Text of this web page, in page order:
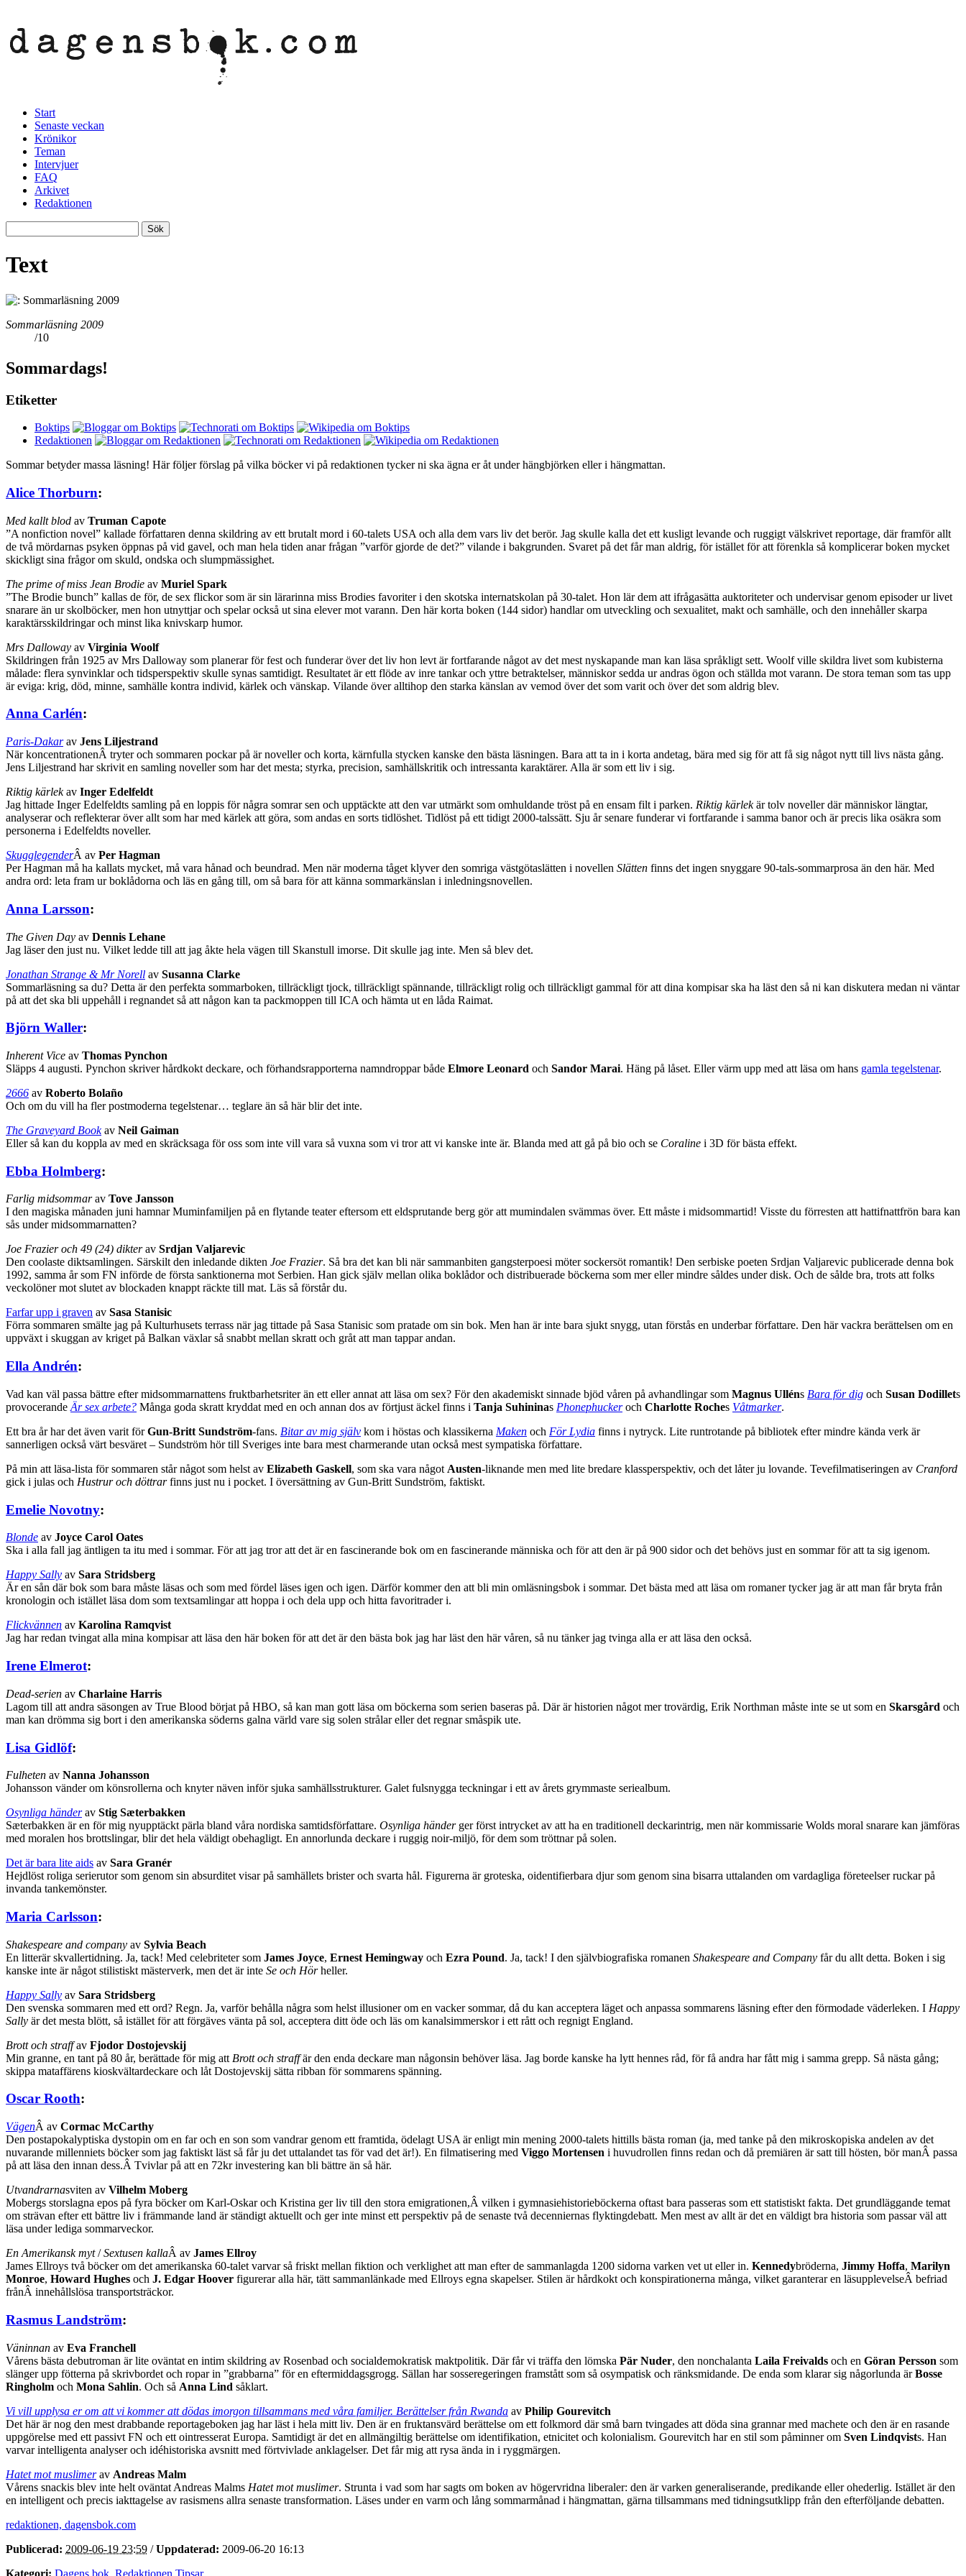
Start
Senaste veckan
Krönikor
Teman
Intervjuer
FAQ
Arkivet
Redaktionen
Text
Sommarläsning 2009
/10
Sommardags!
Etiketter
Boktips
Redaktionen
Sommar betyder massa läsning! Här följer förslag på vilka böcker vi på redaktionen tycker ni ska ägna er åt under hängbjörken eller i hängmattan.
Alice Thorburn:
Med kallt blod av Truman Capote
”A nonfiction novel” kallade författaren denna skildring av ett brutalt mord i 60-talets USA och alla dem vars liv det berör. Jag skulle kalla det ett kusligt levande och ruggigt välskrivet reportage, där framför allt
de två mördarnas psyken öppnas på vid gavel, och man hela tiden anar frågan ”varför gjorde de det?” vilande i bakgrunden. Svaret på det får man aldrig, för istället för att förenkla så komplicerar boken mycket
skickligt sina frågor om skuld, ondska och slumpmässighet.
The prime of miss Jean Brodie av Muriel Spark
”The Brodie bunch” kallas de för, de sex flickor som är sin lärarinna miss Brodies favoriter i den skotska internatskolan på 30-talet. Hon lär dem att ifrågasätta auktoriteter och undervisar genom episoder ur livet
snarare än ur skolböcker, men hon utnyttjar och spelar också ut sina elever mot varann. Den här korta boken (144 sidor) handlar om utveckling och sexualitet, makt och samhälle, och den innehåller skarpa
karaktärsskildringar och minst lika knivskarp humor.
Mrs Dalloway av Virginia Woolf
Skildringen från 1925 av Mrs Dalloway som planerar för fest och funderar över det liv hon levt är fortfarande något av det mest nyskapande man kan läsa språkligt sett. Woolf ville skildra livet som kubisterna
målade: flera synvinklar och tidsperspektiv skulle synas samtidigt. Resultatet är ett flöde av inre tankar och yttre betraktelser, människor sedda ur andras ögon och ställda mot varann. De stora teman som tas upp
är eviga: krig, död, minne, samhälle kontra individ, kärlek och vänskap. Vilande över alltihop den starka känslan av vemod över det som varit och över det som aldrig blev.
Anna Carlén:
Paris-Dakarav Jens Liljestrand
När koncentrationenÂ tryter och sommaren pockar på är noveller och korta, kärnfulla stycken kanske den bästa läsningen. Bara att ta in i korta andetag, bära med sig för att få sig något nytt till livs nästa gång.
Jens Liljestrand har skrivit en samling noveller som har det mesta; styrka, precision, samhällskritik och intressanta karaktärer. Alla är som ett liv i sig.
Riktig kärlekav Inger Edelfeldt
Jag hittade Inger Edelfeldts samling på en loppis för några somrar sen och upptäckte att den var utmärkt som omhuldande tröst på en ensam filt i parken. Riktig kärlekär tolv noveller där människor längtar,
analyserar och reflekterar över allt som har med kärlek att göra, som andas en sorts tidlöshet. Tidlöst på ett tidigt 2000-talssätt. Sju år senare funderar vi fortfarande i samma banor och är precis lika osäkra som
personerna i Edelfeldts noveller.
SkugglegenderÂ av Per Hagman
Per Hagman må ha kallats mycket, må vara hånad och beundrad. Men när moderna tåget klyver den somriga västgötaslätten i novellen Slätten finns det ingen snyggare 90-tals-sommarprosa än den här. Med
andra ord: leta fram ur boklådorna och läs en gång till, om så bara för att känna sommarkänslan i inledningsnovellen.
Anna Larsson:
The Given Day av Dennis Lehane
Jag läser den just nu. Vilket ledde till att jag åkte hela vägen till Skanstull imorse. Dit skulle jag inte. Men så blev det.
Jonathan Strange & Mr Norell av Susanna Clarke
Sommarläsning sa du? Detta är den perfekta sommarboken, tillräckligt tjock, tillräckligt spännande, tillräckligt rolig och tillräckligt gammal för att dina kompisar ska ha läst den så ni kan diskutera medan ni väntar
på att det ska bli uppehåll i regnandet så att någon kan ta packmoppen till ICA och hämta ut en låda Raimat.
Björn Waller:
Inherent Vice av Thomas Pynchon
Släpps 4 augusti. Pynchon skriver hårdkokt deckare, och förhandsrapporterna namndroppar både Elmore Leonard och Sandor Marai. Häng på låset. Eller värm upp med att läsa om hans gamla tegelstenar.
2666 av Roberto Bolaño
Och om du vill ha fler postmoderna tegelstenar… teglare än så här blir det inte.
The Graveyard Bookav Neil Gaiman
Eller så kan du koppla av med en skräcksaga för oss som inte vill vara så vuxna som vi tror att vi kanske inte är. Blanda med att gå på bio och se Coraline i 3D för bästa effekt.
Ebba Holmberg:
Farlig midsommarav Tove Jansson
I den magiska månaden juni hamnar Muminfamiljen på en flytande teater eftersom ett eldsprutande berg gör att mumindalen svämmas över. Ett måste i midsommartid! Visste du förresten att hattifnattfrön bara kan
sås under midsommarnatten?
Joe Frazier och 49 (24) dikterav Srdjan Valjarevic
Den coolaste diktsamlingen. Särskilt den inledande dikten Joe Frazier. Så bra det kan bli när sammanbiten gangsterpoesi möter sockersöt romantik! Den serbiske poeten Srdjan Valjarevic publicerade denna bok
1992, samma år som FN införde de första sanktionerna mot Serbien. Han gick själv mellan olika boklådor och distribuerade böckerna som mer eller mindre såldes under disk. Och de sålde bra, trots att folks
veckolöner mot slutet av blockaden knappt räckte till mat. Läs så förstår du.
Farfar upp i graven av Sasa Stanisic
Förra sommaren smälte jag på Kulturhusets terrass när jag tittade på Sasa Stanisic som pratade om sin bok. Men han är inte bara sjukt snygg, utan förstås en underbar författare. Den här vackra berättelsen om en
uppväxt i skuggan av kriget på Balkan växlar så snabbt mellan skratt och gråt att man tappar andan.
Ella Andrén:
Vad kan väl passa bättre efter midsommarnattens fruktbarhetsriter än ett eller annat att läsa om sex? För den akademiskt sinnade bjöd våren på avhandlingar som Magnus Ulléns Bara för dig och Susan Dodillets
provocerande Är sex arbete? Många goda skratt kryddat med en och annan dos av förtjust äckel finns i Tanja Suhininas Phonephuckeroch Charlotte Roches Våtmarker.
Ett bra år har det även varit förGun-Britt Sundström-fans. Bitar av mig själv kom i höstas och klassikerna Maken och För Lydia finns i nytryck. Lite runtrotande på bibliotek efter mindre kända verk är
sannerligen också värt besväret – Sundström hör till Sveriges inte bara mest charmerande utan också mest sympatiska författare.
På min att läsa-lista för sommaren står något som helst av Elizabeth Gaskell, som ska vara något Austen-liknande men med lite bredare klassperspektiv, och det låter ju lovande. Tevefilmatiseringen av Cranford
gick i julas och Hustrur och döttrarfinns just nu i pocket. I översättning av Gun-Britt Sundström, faktiskt.
Emelie Novotny:
Blonde av Joyce Carol Oates
Ska i alla fall jag äntligen ta itu med i sommar. För att jag tror att det är en fascinerande bok om en fascinerande människa och för att den är på 900 sidor och det behövs just en sommar för att ta sig igenom.
Happy Sally av Sara Stridsberg
Är en sån där bok som bara måste läsas och som med fördel läses igen och igen. Därför kommer den att bli min omläsningsbok i sommar. Det bästa med att läsa om romaner tycker jag är att man får bryta från
kronologin och istället läsa dom som textsamlingar att hoppa i och dela upp och hitta favoritrader i.
Flickvännen av Karolina Ramqvist
Jag har redan tvingat alla mina kompisar att läsa den här boken för att det är den bästa bok jag har läst den här våren, så nu tänker jag tvinga alla er att läsa den också.
Irene Elmerot:
Dead-serien av Charlaine Harris
Lagom till att andra säsongen av True Blood börjat på HBO, så kan man gott läsa om böckerna som serien baseras på. Där är historien något mer trovärdig, Erik Northman måste inte se ut som en Skarsgård och
man kan drömma sig bort i den amerikanska söderns galna värld vare sig solen strålar eller det regnar småspik ute.
Lisa Gidlöf:
Fulheten av Nanna Johansson
Johansson vänder om könsrollerna och knyter näven inför sjuka samhällsstrukturer. Galet fulsnygga teckningar i ett av årets grymmaste seriealbum.
Osynliga händerav Stig Sæterbakken
Sæterbakken är en för mig nyupptäckt pärla bland våra nordiska samtidsförfattare. Osynliga händerger först intrycket av att ha en traditionell deckarintrig, men när kommissarie Wolds moral snarare kan jämföras
med moralen hos brottslingar, blir det hela väldigt obehagligt. En annorlunda deckare i ruggig noir-miljö, för dem som tröttnar på solen.
Det är bara lite aids av Sara Granér
Hejdlöst roliga serierutor som genom sin absurditet visar på samhällets brister och svarta hål. Figurerna är groteska, oidentifierbara djur som genom sina bisarra uttalanden om vardagliga företeelser ruckar på
invanda tankemönster.
Maria Carlsson:
Shakespeare and company av Sylvia Beach
En litterär skvallertidning. Ja, tack! Med celebriteter som James Joyce, Ernest Hemingway och Ezra Pound. Ja, tack! I den självbiografiska romanen Shakespeare and Company får du allt detta. Boken i sig
kanske inte är något stilistiskt mästerverk, men det är inte Se och Hörheller.
Happy Sally av Sara Stridsberg
Den svenska sommaren med ett ord? Regn. Ja, varför behålla några som helst illusioner om en vacker sommar, då du kan acceptera läget och anpassa sommarens läsning efter den förmodade väderleken. I Happy
Sally är det mesta blött, så istället för att förgäves vänta på sol, acceptera ditt öde och läs om kanalsimmerskor i ett rått och regnigt England.
Brott och straffav Fjodor Dostojevskij
Min granne, en tant på 80 år, berättade för mig att Brott och straffär den enda deckare man någonsin behöver läsa. Jag borde kanske ha lytt hennes råd, för få andra har fått mig i samma grepp. Så nästa gång;
skippa mataffärens kioskvältardeckare och låt Dostojevskij sätta ribban för sommarens spänning.
Oscar Rooth:
VägenÂ av Cormac McCarthy
Den postapokalyptiska dystopin om en far och en son som vandrar genom ett framtida, ödelagt USA är enligt min mening 2000-talets hittills bästa roman (ja, med tanke på den mikroskopiska andelen av det
nuvarande millenniets böcker som jag faktiskt läst så får ju det uttalandet tas för vad det är!). En filmatisering med Viggo Mortensen i huvudrollen finns redan och då premiären är satt till hösten, bör manÂ passa
på att läsa den innan dess.Â Tvivlar på att en 72kr investering kan bli bättre än så här.
Utvandrarnasviten av Vilhelm Moberg
Mobergs storslagna epos på fyra böcker om Karl-Oskar och Kristina ger liv till den stora emigrationen,Â vilken i gymnasiehistorieböckerna oftast bara passeras som ett statistiskt fakta. Det grundläggande temat
om strävan efter ett bättre liv i främmande land är ständigt aktuellt och ger inte minst ett perspektiv på de senaste två decenniernas flyktingdebatt. Men mest av allt är det en väldigt bra historia som passar väl att
läsa under lediga sommarveckor.
En Amerikansk myt/Sextusen kallaÂ av James Ellroy
James Ellroys två böcker om det amerikanska 60-talet varvar så friskt mellan fiktion och verklighet att man efter de sammanlagda 1200 sidorna varken vet ut eller in. Kennedybröderna, Jimmy Hoffa, Marilyn
Monroe, Howard Hughes och J. Edgar Hoover figurerar alla här, tätt sammanlänkade med Ellroys egna skapelser. Stilen är hårdkokt och konspirationerna många, vilket garanterar en läsupplevelseÂ befriad
frånÂ innehållslösa transportsträckor.
Rasmus Landström:
Väninnan av Eva Franchell
Vårens bästa debutroman är lite oväntat en intim skildring av Rosenbad och socialdemokratisk maktpolitik. Där får vi träffa den lömska Pär Nuder, den nonchalanta Laila Freivalds och en Göran Persson som
slänger upp fötterna på skrivbordet och ropar in ”grabbarna” för en eftermiddagsgrogg. Sällan har sosseregeringen framstått som så osympatisk och ränksmidande. De enda som klarar sig någorlunda ärBosse
Ringholm och Mona Sahlin. Och så Anna Lind såklart.
Vi vill upplysa er om att vi kommer att dödas imorgon tillsammans med våra familjer. Berättelser från Rwanda av Philip Gourevitch
Det här är nog den mest drabbande reportageboken jag har läst i hela mitt liv. Den är en fruktansvärd berättelse om ett folkmord där små barn tvingades att döda sina grannar med machete och den är en rasande
uppgörelse med ett passivt FN och ett ointresserat Europa. Samtidigt är det en allmängiltig berättelse om identifikation, etnicitet och kolonialism. Gourevitch har en stil som påminner om Sven Lindqvists. Han
varvar intelligenta analyser och idéhistoriska avsnitt med förtvivlade anklagelser. Det får mig att rysa ända in i ryggmärgen.
Hatet mot muslimerav Andreas Malm
Vårens snackis blev inte helt oväntat Andreas Malms Hatet mot muslimer. Strunta i vad som har sagts om boken av högervridna liberaler: den är varken generaliserande, predikande eller ohederlig. Istället är den
en intelligent och precis iakttagelse av rasismens allra senaste transformation. Läses under en varm och lång sommarmånad i hängmattan, gärna tillsammans med tidningsutklipp från den efterföljande debatten.
redaktionen, dagensbok.com
Publicerad: 2009-06-19 23:59 /Uppdaterad: 2009-06-20 16:13
Kategori: Dagens bok Redaktionen Tipsar